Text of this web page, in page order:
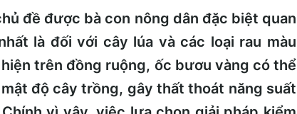
đề được bà con nông dân đặc biệt quan
là đối với cây lúa và các loại rau màu
trên đồng ruộng, ốc bươu vàng có thể
độ cây trồng, gây thất thoát năng suất